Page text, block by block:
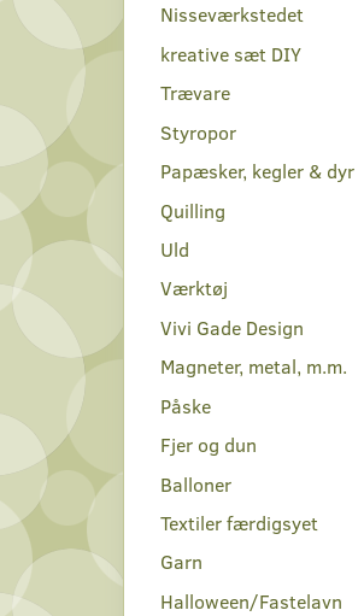
Nisseværkstedet
kreative sæt DIY
Trævare
Styropor
Papæsker, kegler & dyr
Quilling
Uld
Værktøj
Vivi Gade Design
Magneter, metal, m.m.
Påske
Fjer og dun
Balloner
Textiler færdigsyet
Garn
Halloween/Fastelavn